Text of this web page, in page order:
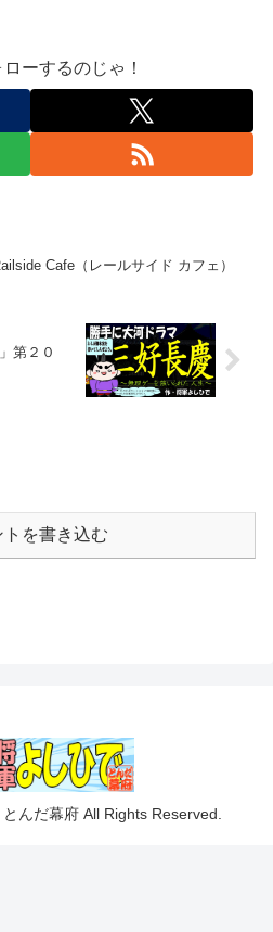
ーするのじゃ！
Cafe（レールサイド カフェ）
第２０
トを書き込む
んだ幕府 All Rights Reserved.